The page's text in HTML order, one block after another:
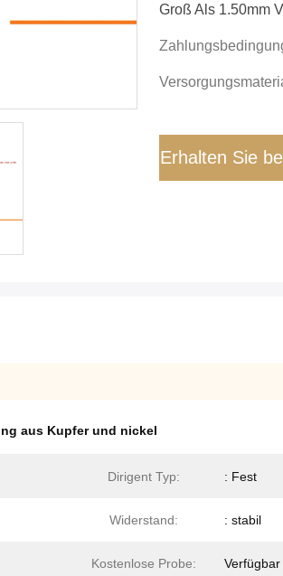
Groß Als 1.50mm
Erhalten Sie
aus Kupfer und nickel
Dirigent Typ: : Fest
Widerstand: : stabil
Kostenlose Probe: Verfügbar